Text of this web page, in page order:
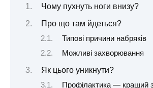
Чому пухнуть ноги внизу?
Про що там йдеться?
Типові причини набряків
Можливі захворювання
Як цього уникнути?
Профілактика — кращий